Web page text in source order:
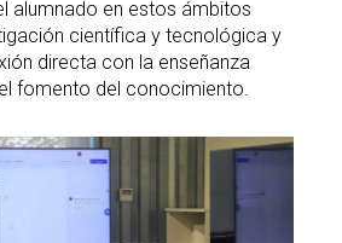
alumnado en estos ámbitos
científica y tecnológica y
directa con la enseñanza
fomento del conocimiento.